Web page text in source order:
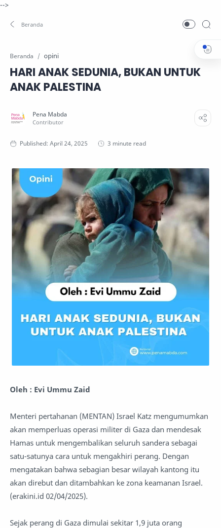
-->
Beranda opini
HARI ANAK SEDUNIA, BUKAN UNTUK
ANAK PALESTINA
3 minute read
Oleh : Evi Ummu Zaid
Menteri pertahanan (MENTAN) Israel Katz mengumumkan
akan memperluas operasi militer di Gaza dan mendesak
Hamas untuk mengembalikan seluruh sandera sebagai
satu-satunya cara untuk mengakhiri perang. Dengan
mengatakan bahwa sebagian besar wilayah kantong itu
akan direbut dan ditambahkan ke zona keamanan Israel.
(erakini.id 02/04/2025).
Sejak perang di Gaza dimulai sekitar 1,9 juta orang